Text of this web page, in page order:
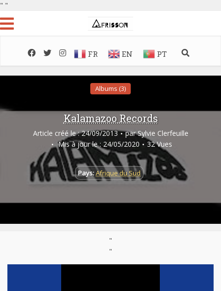
" "
FR EN PT
Albums (3)
Kalamazoo Records
Article créé le : 24/09/2013 par Sylvie Clerfeuille
Mis à jour le : 24/05/2020
32 Vues
Pays:Afrique du Sud
"
"